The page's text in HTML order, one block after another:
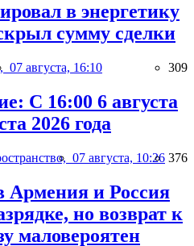
в энергетику
сумму сделки
07 августа, 16:10 309
С 16:00 6 августа
2026 года
07 августа, 10:26 376
Армения и Россия
но возврат к
маловероятен